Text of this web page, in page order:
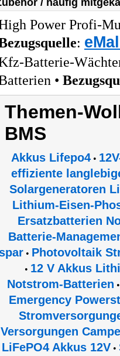
/ häufig
Power Profi-
:
Batterie-
•
Themen-
BMS
Akkus Lifepo4 •
effiziente
Solargeneratoren
Lithium-Eisen-
Ersatzbatterien
Batterie-
• Photovoltaik
• 12 V Akkus
Notstrom-Batterien
Emergency
Versorgungen
LiFePO4 Akkus 12V•